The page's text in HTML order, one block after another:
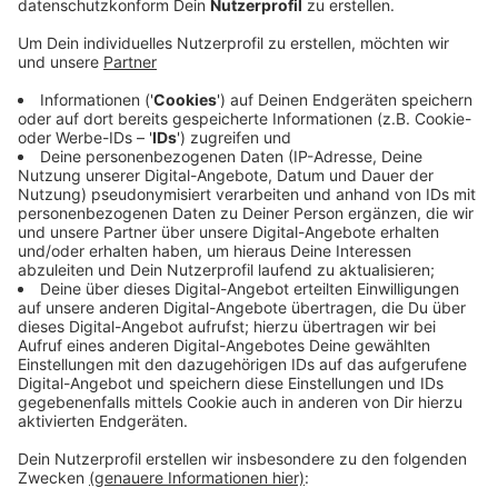
Anzeige
Anfang des Jahres war ein 28-Jähriger aus Hünxe
betrunken vor der Polizei geflohen; jetzt steht er vor
Gericht. Die Anklage sagt: Um einer Verkehrskontrolle
zu entgehen, war der Hünxer mit 90 km/h durch
Schepersfeld und Obrighoven gefahren - da gilt
Tempo 30. Nach Zeitungsinformationen geht es um
Verkehrsgefährdung, Fahren ohne Führerschein,
Unfallflucht und Urkundenfälschung. Und weil bei dem
Mann auch noch Drogen und Waffen gefunden wurden,
muss er sich auch dafür verantworten. Bis Anfang
November gibt es noch drei Verhandlungstage.